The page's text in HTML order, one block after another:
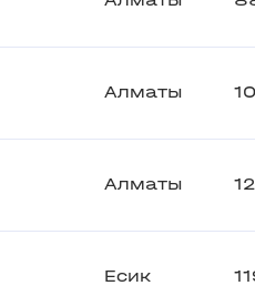
Алматы
Алматы
Есик